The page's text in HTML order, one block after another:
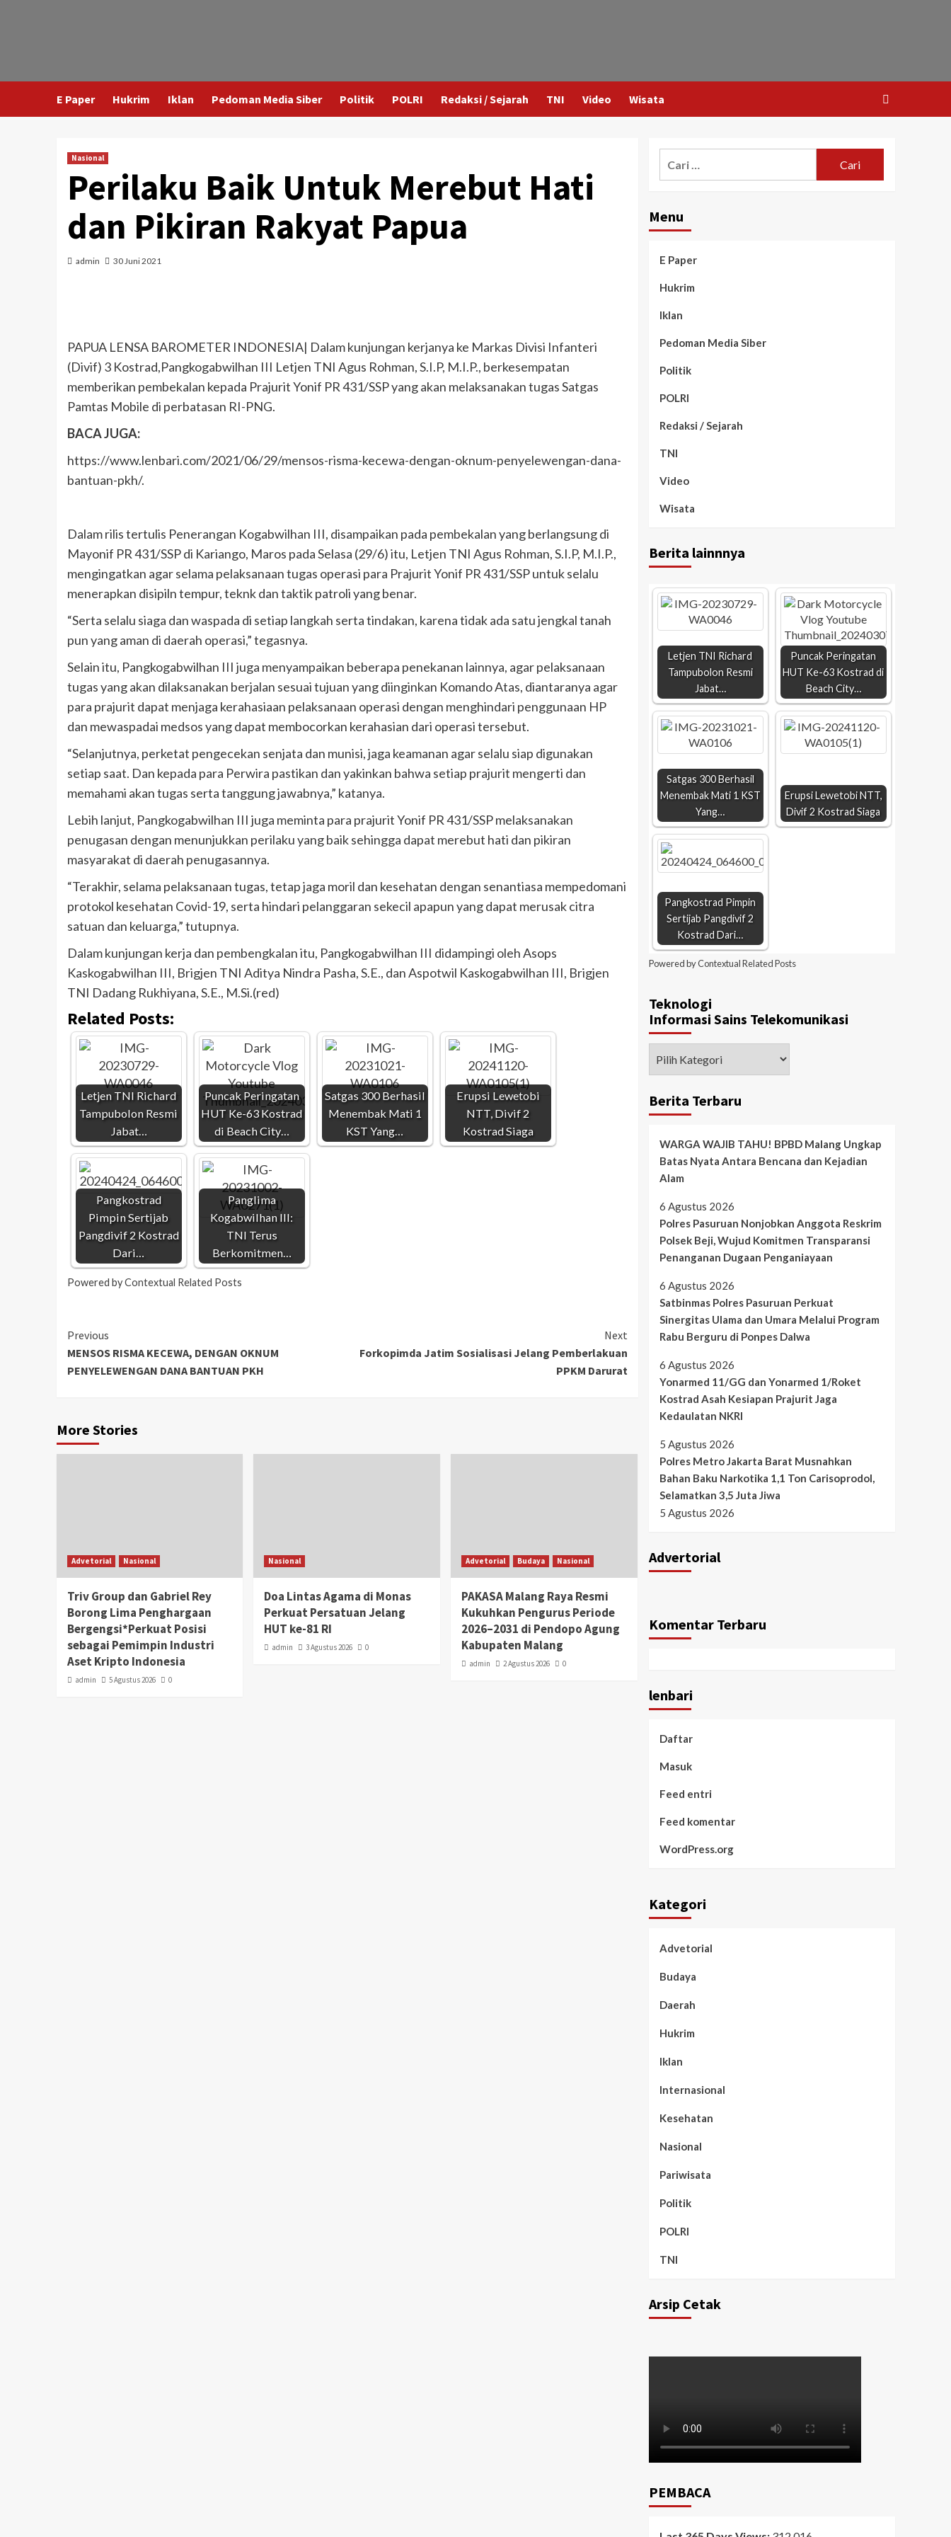
E Paper Hukrim Iklan Pedoman Media Siber Politik POLRI Redaksi / Sejarah TNI Video Wisata
Nasional
Perilaku Baik Untuk Merebut Hati
dan Pikiran Rakyat Papua
admin 30 Juni 2021
PAPUA LENSA BAROMETER INDONESIA| Dalam kunjungan kerjanya ke Markas Divisi Infanteri
(Divif) 3 Kostrad,Pangkogabwilhan III Letjen TNI Agus Rohman, S.I.P, M.I.P., berkesempatan
memberikan pembekalan kepada Prajurit Yonif PR 431/SSP yang akan melaksanakan tugas Satgas
Pamtas Mobile di perbatasan RI-PNG.
BACA JUGA:
https://www.lenbari.com/2021/06/29/mensos-risma-kecewa-dengan-oknum-penyelewengan-dana-
bantuan-pkh/.
Dalam rilis tertulis Penerangan Kogabwilhan III, disampaikan pada pembekalan yang berlangsung di
Mayonif PR 431/SSP di Kariango, Maros pada Selasa (29/6) itu, Letjen TNI Agus Rohman, S.I.P, M.I.P.,
mengingatkan agar selama pelaksanaan tugas operasi para Prajurit Yonif PR 431/SSP untuk selalu
menerapkan disipiln tempur, teknk dan taktik patroli yang benar.
“Serta selalu siaga dan waspada di setiap langkah serta tindakan, karena tidak ada satu jengkal tanah
pun yang aman di daerah operasi,” tegasnya.
Selain itu, Pangkogabwilhan III juga menyampaikan beberapa penekanan lainnya, agar pelaksanaan
tugas yang akan dilaksanakan berjalan sesuai tujuan yang diinginkan Komando Atas, diantaranya agar
para prajurit dapat menjaga kerahasiaan pelaksanaan operasi dengan menghindari penggunaan HP
dan mewaspadai medsos yang dapat membocorkan kerahasian dari operasi tersebut.
“Selanjutnya, perketat pengecekan senjata dan munisi, jaga keamanan agar selalu siap digunakan
setiap saat. Dan kepada para Perwira pastikan dan yakinkan bahwa setiap prajurit mengerti dan
memahami akan tugas serta tanggung jawabnya,” katanya.
Lebih lanjut, Pangkogabwilhan III juga meminta para prajurit Yonif PR 431/SSP melaksanakan
penugasan dengan menunjukkan perilaku yang baik sehingga dapat merebut hati dan pikiran
masyarakat di daerah penugasannya.
“Terakhir, selama pelaksanaan tugas, tetap jaga moril dan kesehatan dengan senantiasa mempedomani
protokol kesehatan Covid-19, serta hindari pelanggaran sekecil apapun yang dapat merusak citra
satuan dan keluarga,” tutupnya.
Dalam kunjungan kerja dan pembengkalan itu, Pangkogabwilhan III didampingi oleh Asops
Kaskogabwilhan III, Brigjen TNI Aditya Nindra Pasha, S.E., dan Aspotwil Kaskogabwilhan III, Brigjen
TNI Dadang Rukhiyana, S.E., M.Si.(red)
Related Posts:
Letjen TNI Richard
Tampubolon Resmi
Jabat…
Puncak Peringatan
HUT Ke-63 Kostrad
di Beach City…
Satgas 300 Berhasil
Menembak Mati 1
KST Yang…
Erupsi Lewetobi
NTT, Divif 2
Kostrad Siaga
Pangkostrad
Pimpin Sertijab
Pangdivif 2 Kostrad
Dari…
Panglima
Kogabwilhan III:
TNI Terus
Berkomitmen…
Powered byContextual Related Posts
Previous
MENSOS RISMA KECEWA, DENGAN OKNUM
PENYELEWENGAN DANA BANTUAN PKH
Next
Forkopimda Jatim Sosialisasi Jelang Pemberlakuan
PPKM Darurat
More Stories
Advetorial Nasional
Triv Group dan Gabriel Rey
Borong Lima Penghargaan
Bergengsi*Perkuat Posisi
sebagai Pemimpin Industri
Aset Kripto Indonesia
admin 5 Agustus 2026 0
Nasional
Doa Lintas Agama di Monas
Perkuat Persatuan Jelang
HUT ke-81 RI
admin 3 Agustus 2026 0
Advetorial Budaya Nasional
PAKASA Malang Raya Resmi
Kukuhkan Pengurus Periode
2026–2031 di Pendopo Agung
Kabupaten Malang
admin 2 Agustus 2026 0
Menu
E Paper
Hukrim
Iklan
Pedoman Media Siber
Politik
POLRI
Redaksi / Sejarah
TNI
Video
Wisata
Berita lainnnya
Letjen TNI Richard
Tampubolon Resmi
Jabat…
Puncak Peringatan
HUT Ke-63 Kostrad di
Beach City…
Satgas 300 Berhasil
Menembak Mati 1 KST
Yang…
Erupsi Lewetobi NTT,
Divif 2 Kostrad Siaga
Pangkostrad Pimpin
Sertijab Pangdivif 2
Kostrad Dari…
Powered byContextual Related Posts
Teknologi
Informasi Sains Telekomunikasi
Berita Terbaru
WARGA WAJIB TAHU! BPBD Malang Ungkap
Batas Nyata Antara Bencana dan Kejadian
Alam
6 Agustus 2026
Polres Pasuruan Nonjobkan Anggota Reskrim
Polsek Beji, Wujud Komitmen Transparansi
Penanganan Dugaan Penganiayaan
6 Agustus 2026
Satbinmas Polres Pasuruan Perkuat
Sinergitas Ulama dan Umara Melalui Program
Rabu Berguru di Ponpes Dalwa
6 Agustus 2026
Yonarmed 11/GG dan Yonarmed 1/Roket
Kostrad Asah Kesiapan Prajurit Jaga
Kedaulatan NKRI
5 Agustus 2026
Polres Metro Jakarta Barat Musnahkan
Bahan Baku Narkotika 1,1 Ton Carisoprodol,
Selamatkan 3,5 Juta Jiwa
5 Agustus 2026
Advertorial
Komentar Terbaru
lenbari
Daftar
Masuk
Feed entri
Feed komentar
WordPress.org
Kategori
Advetorial
Budaya
Daerah
Hukrim
Iklan
Internasional
Kesehatan
Nasional
Pariwisata
Politik
POLRI
TNI
Arsip Cetak
PEMBACA